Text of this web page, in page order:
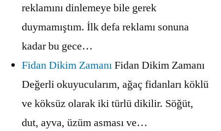
reklamını dinlemeye bile gerek
duymamıştım. İlk defa reklamı sonuna
kadar bu gece…
Fidan Dikim ZamanıFidan Dikim Zamanı
Değerli okuyucularım, ağaç fidanları köklü
ve köksüz olarak iki türlü dikilir. Söğüt,
dut, ayva, üzüm asması ve…